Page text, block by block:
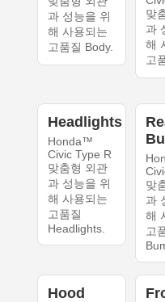
과 성능을 위
해 사용되는
고품질 Body.
맞
과
해
고
Headlights
Honda™
Civic Type R
맞춤형 외관
과 성능을 위
해 사용되는
고품질
Headlights.
맞
과
해
고
Hood